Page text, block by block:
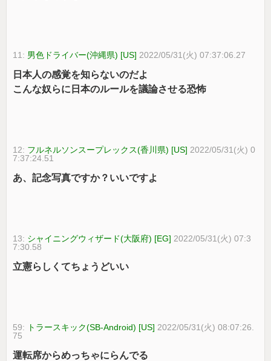
11: 男色ドライバー(沖縄県) [US] 2022/05/31(火) 07:37:06.27
日本人の感覚を知らないのだよ
こんな奴らに日本のルールを議論させる恐怖
12: フルネルソンスープレックス(香川県) [US] 2022/05/31(火) 0
7:37:24.51
あ、記念写真ですか？いいですよ
13: シャイニングウィザード(大阪府) [EG] 2022/05/31(火) 07:3
7:30.58
立憲らしくてちょうどいい
59: トラースキック(SB-Android) [US] 2022/05/31(火) 08:07:26.
75
運転席からめっちゃにらんでる